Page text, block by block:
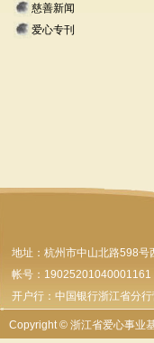
慈善新闻
爱心专刊
地址：杭州市中山北路598
帐号：
开户行：中国银行浙江省分
Copyright © 浙江省爱心事业